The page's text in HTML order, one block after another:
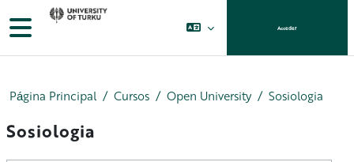
Salta al contenido principal
Panel lateral Acceder
Página Principal Cursos Open University Sosiologia
Sosiologia